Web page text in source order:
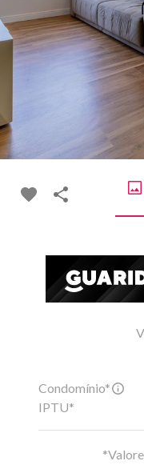
Condomínio*
IPTU*